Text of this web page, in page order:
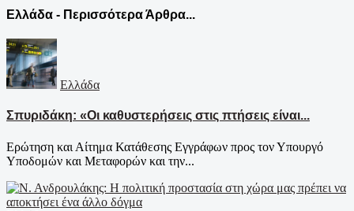
Ελλάδα - Περισσότερα Άρθρα...
Ελλάδα
Σπυριδάκη: «Οι καθυστερήσεις στις πτήσεις είναι...
Ερώτηση και Αίτημα Κατάθεσης Εγγράφων προς τον Υπουργό
Υποδομών και Μεταφορών και την...